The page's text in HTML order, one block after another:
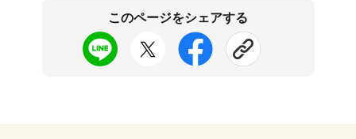
このページをシェアする